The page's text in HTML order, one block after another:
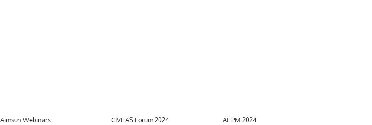
Aimsun Webinars CIVITAS Forum 2024 AITPM 2024